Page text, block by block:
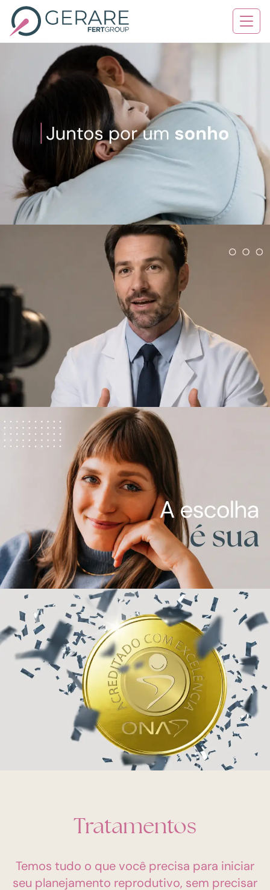
Quem Somos
Tratamentos
Serviços
Contato
Blog
Agende sua consulta
Tratamentos
Temos tudo o que você precisa para iniciar
seu planejamento reprodutivo, sem precisar